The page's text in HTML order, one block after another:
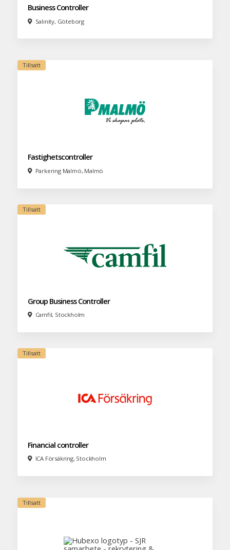
Business Controller
Salinity, Göteborg
Fastighetscontroller
Parkering Malmö, Malmö
Group Business Controller
Camfil, Stockholm
Financial controller
ICA Försäkring, Stockholm